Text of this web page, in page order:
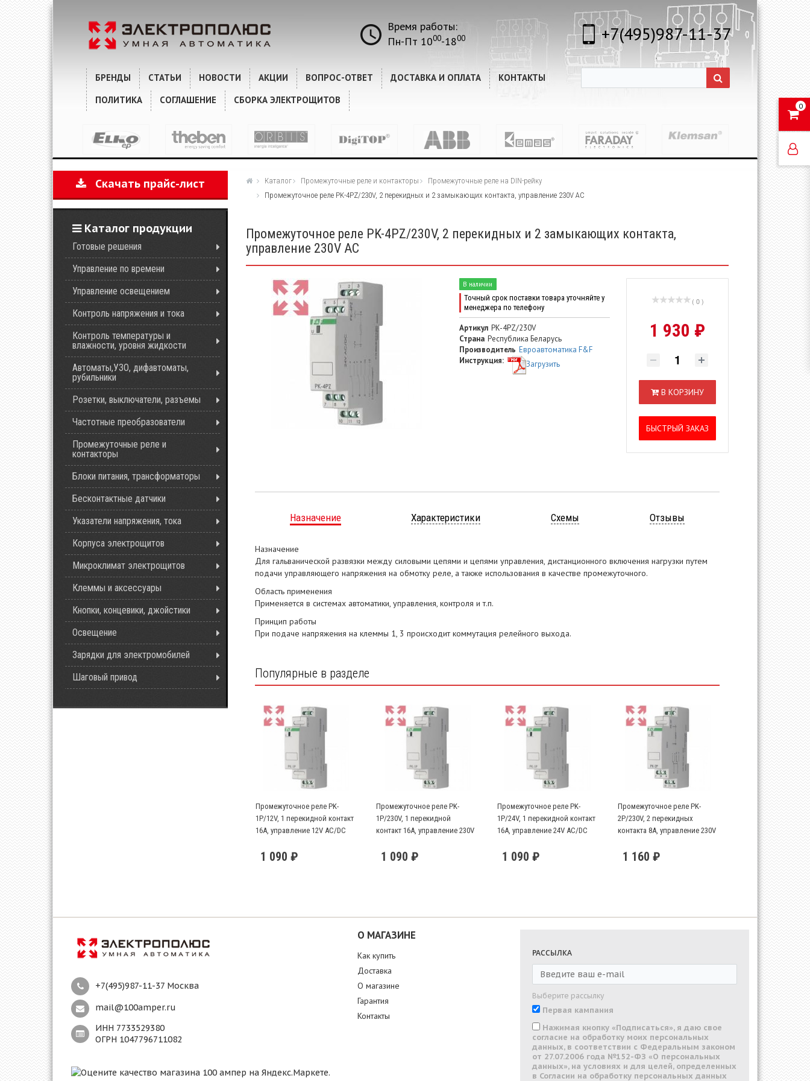
0
Время работы:
Пн-Пт 1000-1800 +7(495)987-11-37
БРЕНДЫ СТАТЬИ НОВОСТИ АКЦИИ ВОПРОС-ОТВЕТ ДОСТАВКА И ОПЛАТА
КОНТАКТЫ
ПОЛИТИКА
СОГЛАШЕНИЕ СБОРКА ЭЛЕКТРОЩИТОВ
Скачать прайс-лист
Каталог продукции
Готовые решения
Управление по времени
Управление освещением
Контроль напряжения и тока
Контроль температуры и
влажности, уровня жидкости
Автоматы,УЗО, дифавтоматы,
рубильники
Розетки, выключатели, разъемы
Частотные преобразователи
Промежуточные реле и
контакторы
Блоки питания, трансформаторы
Бесконтактные датчики
Указатели напряжения, тока
Корпуса электрощитов
Микроклимат электрощитов
Клеммы и аксессуары
Кнопки, концевики, джойстики
Освещение
Зарядки для электромобилей
Шаговый привод
Каталог Промежуточные реле и контакторы
Промежуточные реле на DIN-рейку
Промежуточное реле PK-4PZ/230V, 2 перекидных и 2 замыкающих контакта, управление 230V AC
Промежуточное реле PK-4PZ/230V, 2 перекидных и 2 замыкающих контакта,
управление 230V AC
( 0 )
1 930 ₽
В КОРЗИНУ
БЫСТРЫЙ ЗАКАЗ
В наличии
Точный срок поставки товара уточняйте у
менеджера по телефону
Артикул PK-4PZ/230V
Страна Республика Беларусь
Производитель Евроавтоматика F&F
Инструкция:
Загрузить
Назначение Характеристики Схемы Отзывы
Назначение
Для гальванической развязки между силовыми цепями и цепями управления, дистанционного включения нагрузки путем
подачи управляющего напряжения на обмотку реле, а также использования в качестве промежуточного.
Область применения
Применяется в системах автоматики, управления, контроля и т.п.
Принцип работы
​При подаче напряжения на клеммы 1, 3 происходит коммутация релейного выхода.
Популярные в разделе
Промежуточное реле PK-
1P/12V, 1 перекидной контакт
16А, управление 12V AC/DC
1 090 ₽
Промежуточное реле PK-
1P/230V, 1 перекидной
контакт 16А, управление 230V
1 090 ₽
Промежуточное реле PK-
1P/24V, 1 перекидной контакт
16А, управление 24V AC/DC
1 090 ₽
Промежуточное реле PK-
2P/230V, 2 перекидных
контакта 8А, управление 230V
1 160 ₽
+7(495)987-11-37 Москва
mail@100amper.ru
ИНН 7733529380
ОГРН 1047796711082
О МАГАЗИНЕ
Как купить
Доставка
О магазине
Гарантия
Контакты
РАССЫЛКА
Выберите рассылку
Первая кампания
Нажимая кнопку «Подписаться», я даю свое
согласие на обработку моих персональных
данных, в соответствии с Федеральным законом
от 27.07.2006 года №152-ФЗ «О персональных
данных», на условиях и для целей, определенных
в Согласии на обработку персональных данных